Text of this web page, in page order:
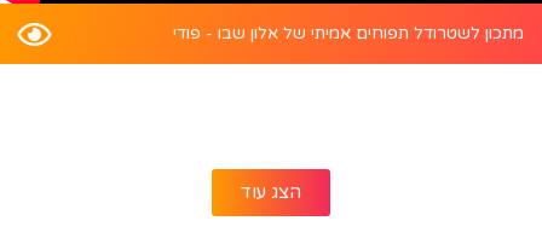
מתכון לשטרודל תפוחים אמיתי של אלון שבו - פודי
הצג עוד